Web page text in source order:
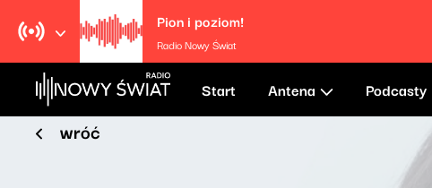
Pion i poziom!
Radio Nowy Świat
Start Antena Podcasty
wróć